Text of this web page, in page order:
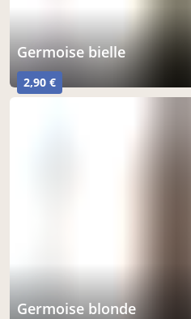
germoise bielle
2,90 €
germoise blonde